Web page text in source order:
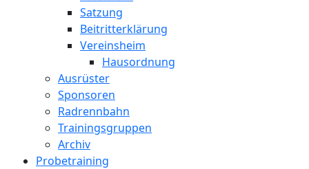
Satzung
Beitritterklärung
Vereinsheim
Hausordnung
Ausrüster
Sponsoren
Radrennbahn
Trainingsgruppen
Archiv
Probetraining